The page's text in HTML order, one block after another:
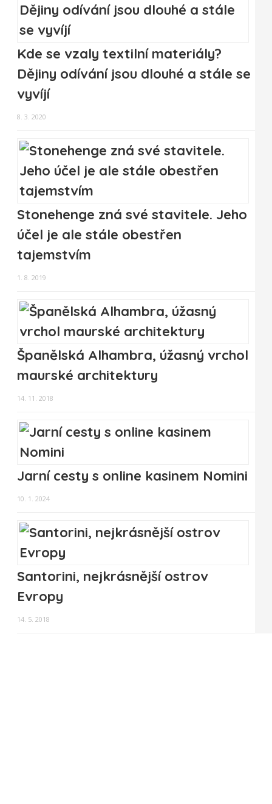
Kde se vzaly textilní materiály?
Dějiny odívání jsou dlouhé a stále se
vyvíjí
8. 3. 2020
Stonehenge zná své stavitele. Jeho
účel je ale stále obestřen
tajemstvím
1. 8. 2019
Španělská Alhambra, úžasný vrchol
maurské architektury
14. 11. 2018
Jarní cesty s online kasinem Nomini
10. 1. 2024
Santorini, nejkrásnější ostrov
Evropy
14. 5. 2018